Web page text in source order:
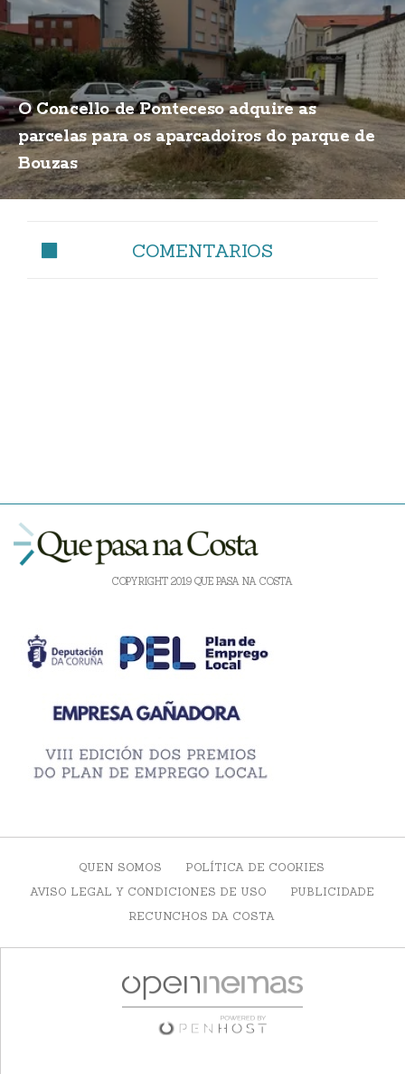
O Concello de Ponteceso adquire as
parcelas para os aparcadoiros do parque de
Bouzas
COMENTARIOS
COPYRIGHT 2019 QUE PASA NA COSTA
QUEN SOMOS
POLÍTICA DE COOKIES
AVISO LEGAL Y CONDICIONES DE USO
PUBLICIDADE
RECUNCHOS DA COSTA